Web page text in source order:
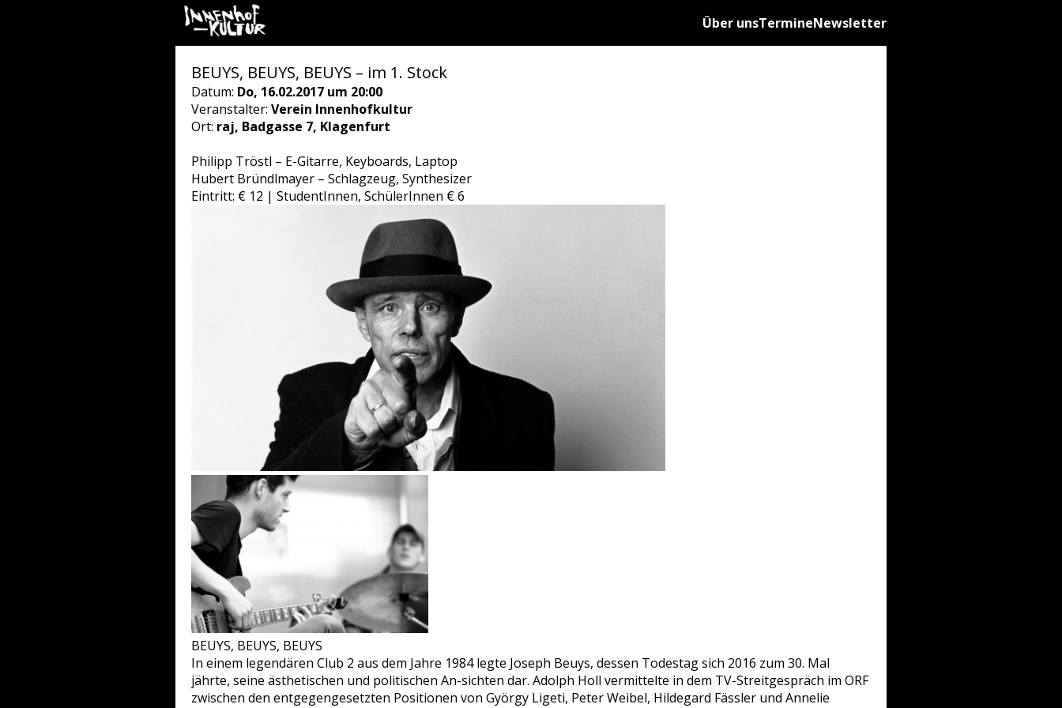
Über unsTermineNewsletter
BEUYS, BEUYS, BEUYS – im 1. Stock
Datum: Do, 16.02.2017 um 20:00
Veranstalter: Verein Innenhofkultur
Ort: raj, Badgasse 7, Klagenfurt
Philipp Tröstl – E-Gitarre, Keyboards, Laptop
Hubert Bründlmayer – Schlagzeug, Synthesizer
Eintritt: € 12 | StudentInnen, SchülerInnen € 6
BEUYS, BEUYS, BEUYS
In einem legendären Club 2 aus dem Jahre 1984 legte Joseph Beuys, dessen Todestag sich 2016 zum 30. Mal
jährte, seine ästhetischen und politischen An-sichten dar. Adolph Holl vermittelte in dem TV-Streitgespräch im ORF
zwischen den entgegengesetzten Positionen von György Ligeti, Peter Weibel, Hildegard Fässler und Annelie